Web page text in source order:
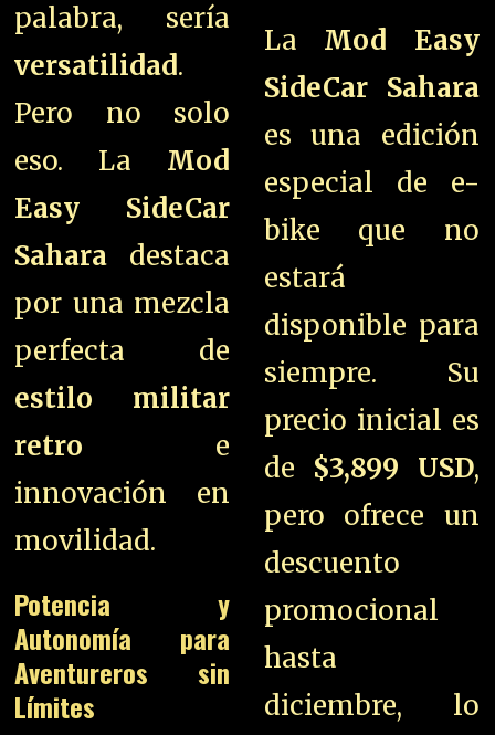
palabra, sería
versatilidad.
Pero no solo
eso. La Mod
Easy SideCar
Sahara destaca
por una mezcla
perfecta de
estilo militar
retro e
innovación en
movilidad.
Potencia y
Autonomía para
Aventureros sin
Límites
La Mod Easy
SideCar Sahara
es una edición
especial de e-
bike que no
estará
disponible para
siempre. Su
precio inicial es
de $3,899 USD,
pero ofrece un
descuento
promocional
hasta
diciembre, lo